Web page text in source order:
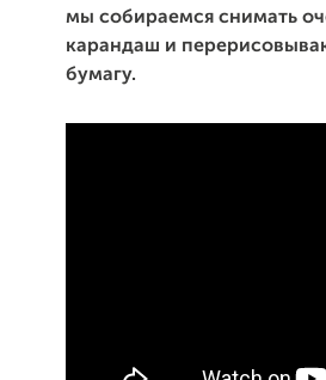
мы собираемся снимать
карандаш и
бумагу.